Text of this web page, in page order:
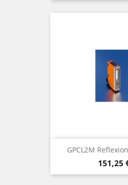
GPCL2M
Precio
151,25